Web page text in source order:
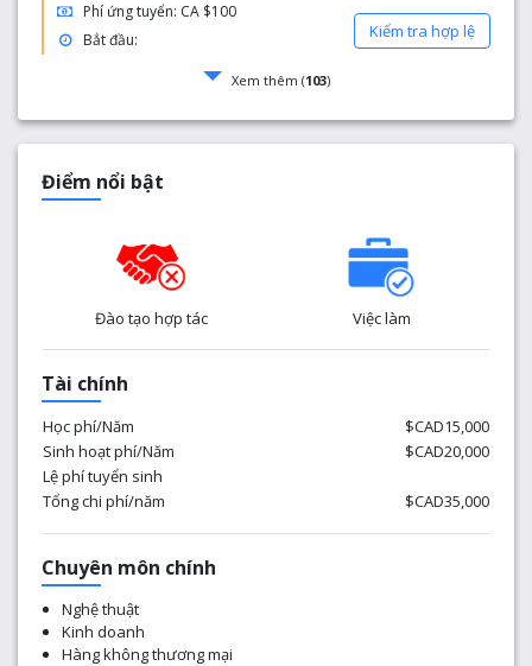
Phí ứng tuyển: CA $100
Bắt đầu:
Kiểm tra hợp lệ
Xem thêm (103)
Điểm nổi bật
Đào tạo hợp tác Việc làm
Tài chính
Học phí/Năm
$CAD15,000
Sinh hoạt phí/Năm
$CAD20,000
Lệ phí tuyển sinh
Tổng chi phí/năm
$CAD35,000
Chuyên môn chính
Nghệ thuật
Kinh doanh
Hàng không thương mại